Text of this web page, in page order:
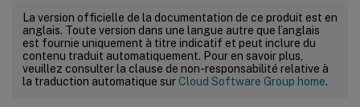
La version officielle de la documentation de ce produit est en
anglais. Toute version dans une langue autre que l’anglais
est fournie uniquement à titre indicatif et peut inclure du
contenu traduit automatiquement. Pour en savoir plus,
veuillez consulter la clause de non-responsabilité relative à
la traduction automatique surCloud Software Group home.